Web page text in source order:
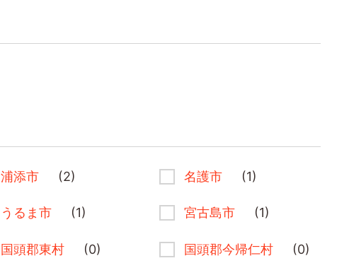
浦添市 (2) 名護市 (1)
うるま市 (1) 宮古島市 (1)
国頭郡東村 (0) 国頭郡今帰仁村 (0)